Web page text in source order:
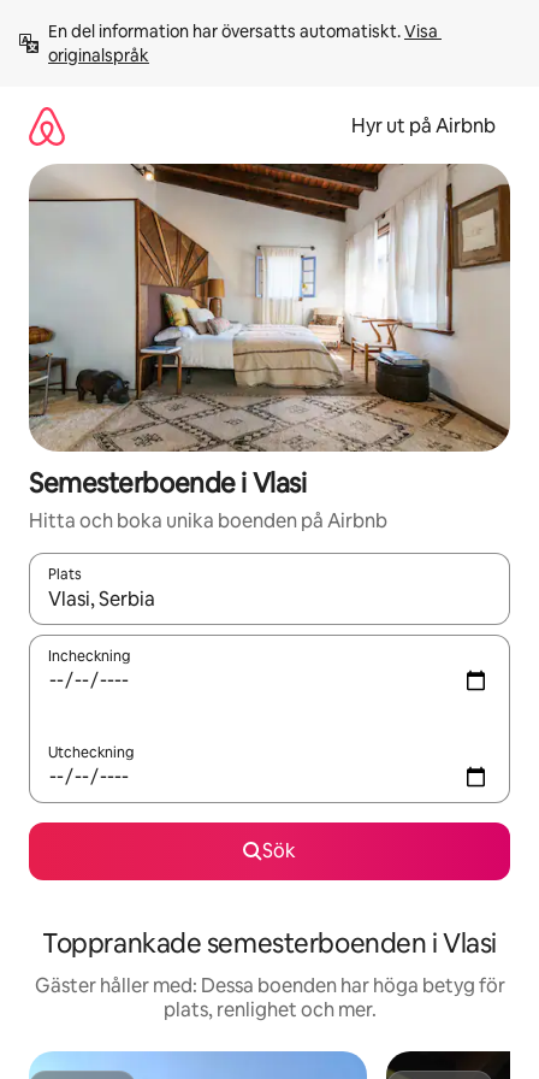
innehåll
En del information har översatts automatiskt. Visa
originalspråk
Hyr ut på Airbnb
Semesterboende i Vlasi
Hitta och boka unika boenden på Airbnb
Plats
När resultaten är tillgängliga kan du navigera med upp- och
Incheckning
Utcheckning
Sök
Topprankade semesterboenden i Vlasi
Gäster håller med: Dessa boenden har höga betyg för
plats, renlighet och mer.